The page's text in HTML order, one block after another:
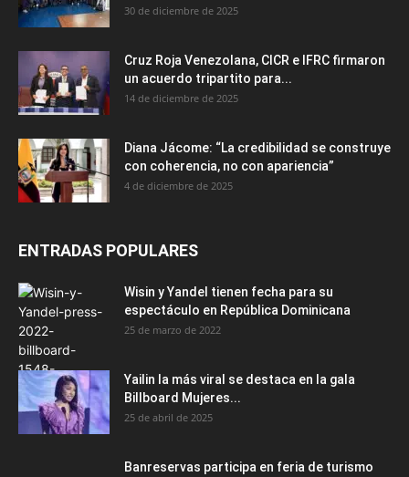
30 de diciembre de 2025
Cruz Roja Venezolana, CICR e IFRC firmaron
un acuerdo tripartito para...
14 de diciembre de 2025
Diana Jácome: “La credibilidad se construye
con coherencia, no con apariencia”
4 de diciembre de 2025
ENTRADAS POPULARES
Wisin y Yandel tienen fecha para su
espectáculo en República Dominicana
25 de marzo de 2022
Yailin la más viral se destaca en la gala
Billboard Mujeres...
25 de abril de 2025
Banreservas participa en feria de turismo